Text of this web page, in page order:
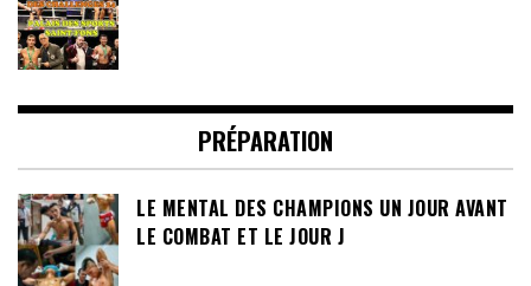
PRÉPARATION
LE MENTAL DES CHAMPIONS UN JOUR AVANT
LE COMBAT ET LE JOUR J